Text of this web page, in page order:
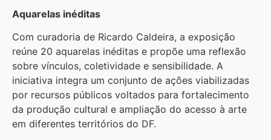
Aquarelas inéditas
Com curadoria de Ricardo Caldeira, a exposição
reúne 20 aquarelas inéditas e propõe uma reflexão
sobre vínculos, coletividade e sensibilidade. A
iniciativa integra um conjunto de ações viabilizadas
por recursos públicos voltados para fortalecimento
da produção cultural e ampliação do acesso à arte
em diferentes territórios do DF.